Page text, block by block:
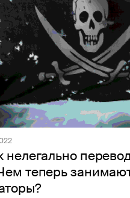
нелегально
теперь